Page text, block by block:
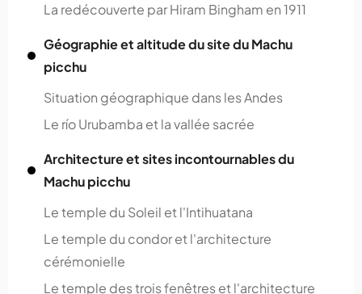
La redécouverte par Hiram Bingham en 1911
Géographie et altitude du site du Machu
picchu
Situation géographique dans les Andes
Le río Urubamba et la vallée sacrée
Architecture et sites incontournables du
Machu picchu
Le temple du Soleil et l'Intihuatana
Le temple du condor et l'architecture
cérémonielle
Le temple des trois fenêtres et l'architecture